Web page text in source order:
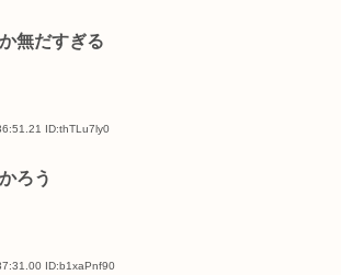
無だすぎる
ID:thTLu7ly0
ろう
ID:b1xaPnf90